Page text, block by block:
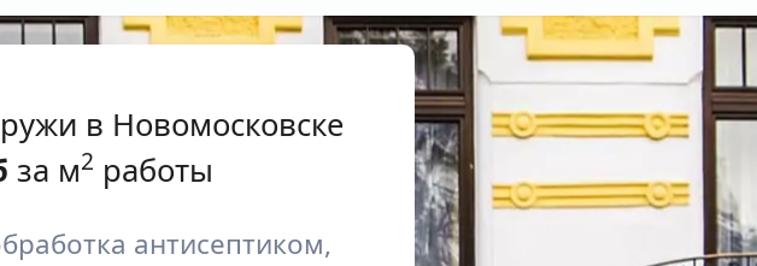
в Новомосковске
за м2 работы
антисептиком,